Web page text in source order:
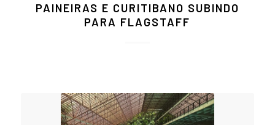
PAINEIRAS E CURITIBANO SUBINDO
PARA FLAGSTAFF